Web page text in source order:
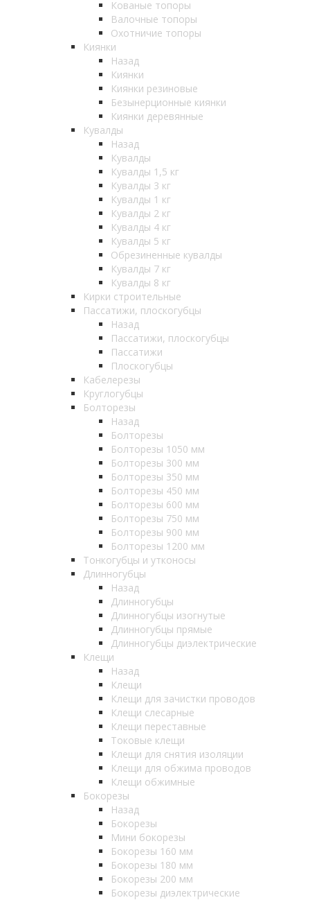
Кованые топоры
Валочные топоры
Охотничие топоры
Киянки
Назад
Киянки
Киянки резиновые
Безынерционные киянки
Киянки деревянные
Кувалды
Назад
Кувалды
Кувалды 1,5 кг
Кувалды 3 кг
Кувалды 1 кг
Кувалды 2 кг
Кувалды 4 кг
Кувалды 5 кг
Обрезиненные кувалды
Кувалды 7 кг
Кувалды 8 кг
Кирки строительные
Пассатижи, плоскогубцы
Назад
Пассатижи, плоскогубцы
Пассатижи
Плоскогубцы
Кабелерезы
Круглогубцы
Болторезы
Назад
Болторезы
Болторезы 1050 мм
Болторезы 300 мм
Болторезы 350 мм
Болторезы 450 мм
Болторезы 600 мм
Болторезы 750 мм
Болторезы 900 мм
Болторезы 1200 мм
Тонкогубцы и утконосы
Длинногубцы
Назад
Длинногубцы
Длинногубцы изогнутые
Длинногубцы прямые
Длинногубцы диэлектрические
Клещи
Назад
Клещи
Клещи для зачистки проводов
Клещи слесарные
Клещи переставные
Токовые клещи
Клещи для снятия изоляции
Клещи для обжима проводов
Клещи обжимные
Бокорезы
Назад
Бокорезы
Мини бокорезы
Бокорезы 160 мм
Бокорезы 180 мм
Бокорезы 200 мм
Бокорезы диэлектрические